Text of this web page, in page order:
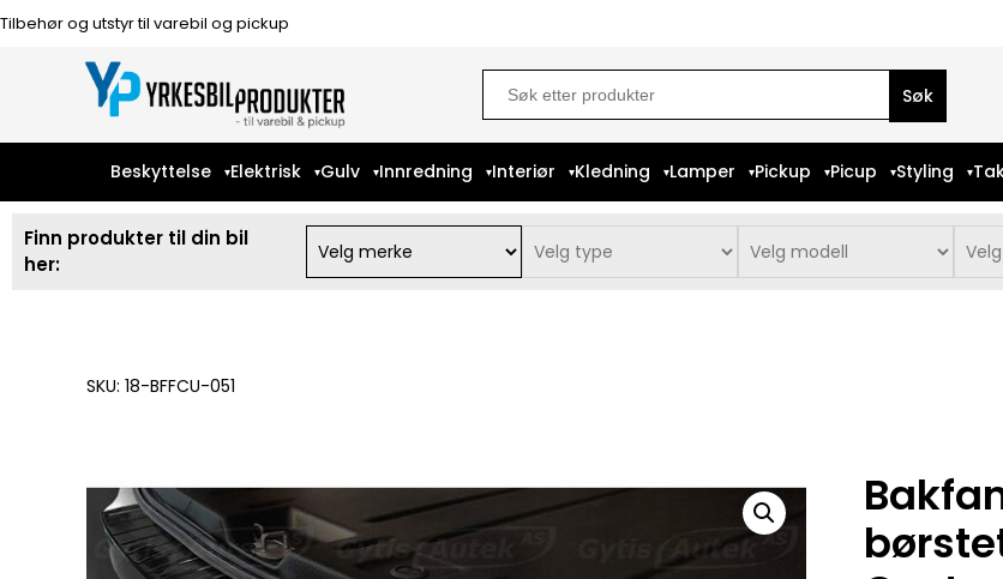
Tilbehør og utstyr til varebil og pickup
Search
for:
Beskyttelse Elektrisk Gulv Innredning Interiør Kledning Lamper Pickup Picup Styling
Finn produkter til din bil
her:
SKU: 18-BFFCU-051